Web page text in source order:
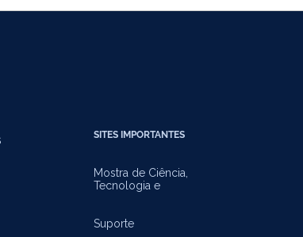
SITES IMPORTANTES
Mostra de Ciência,
Tecnologia e
Suporte